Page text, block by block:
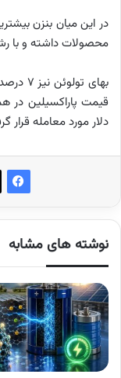
در این میان بنزن
محصولات داشته و با رشدی بالغ بر 15 درصد تا
دلار مورد معامله قرار
نوشته های مشابه